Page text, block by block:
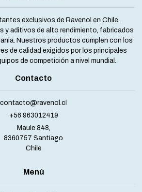
exclusivos de Ravenol en Chile,
y aditivos de alto rendimiento, fabricados
Nuestros productos cumplen con los
de calidad exigidos por los principales
de competición a nivel mundial.
Contacto
contacto@ravenol.cl
+56 963012419
Maule 848,
8360757 Santiago
Chile
Menú